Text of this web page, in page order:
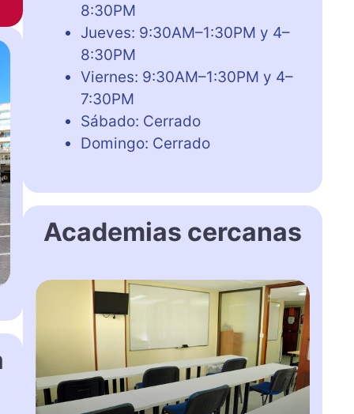
8:30PM
Jueves: 9:30AM–1:30PM y 4–
8:30PM
Viernes: 9:30AM–1:30PM y 4–
7:30PM
Sábado: Cerrado
Domingo: Cerrado
Academias cercanas
A
m
i